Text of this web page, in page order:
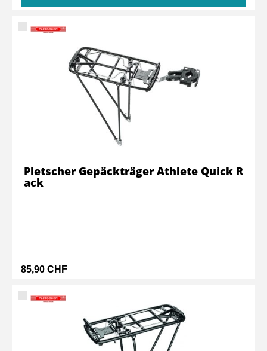
85,90 CHF
Pletscher Gepäckträger Athlete Quick R
ack